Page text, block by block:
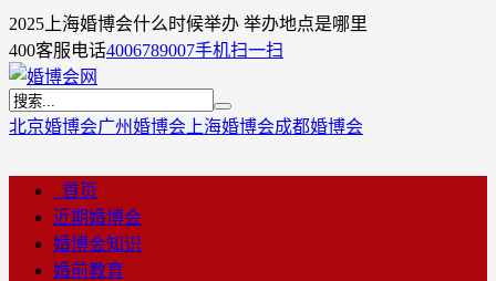
2025上海婚博会什么时候举办 举办地点是哪里
400客服电话4006789007手机扫一扫
北京婚博会广州婚博会 上海婚博会成都婚博会
首页
近期婚博会
婚博会知识
婚前教育